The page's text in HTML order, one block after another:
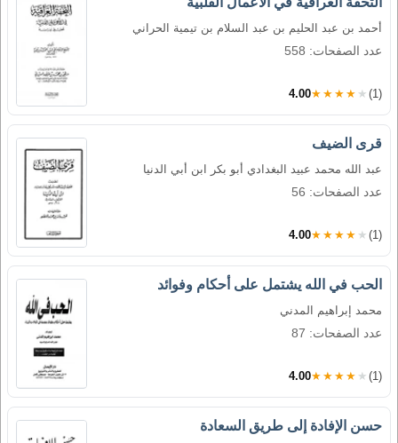
أحمد بن عبد الحليم بن عبد السلام بن تيمية الحراني
عدد الصفحات: 558
4.00★★★★★ (1)
قرى الضيف
عبد الله محمد عبيد البغدادي أبو بكر ابن أبي الدنيا
عدد الصفحات: 56
4.00★★★★★ (1)
الحب في الله يشتمل على أحكام وفوائد
محمد إبراهيم المدني
عدد الصفحات: 87
4.00★★★★★ (1)
حسن الإفادة إلى طريق السعادة